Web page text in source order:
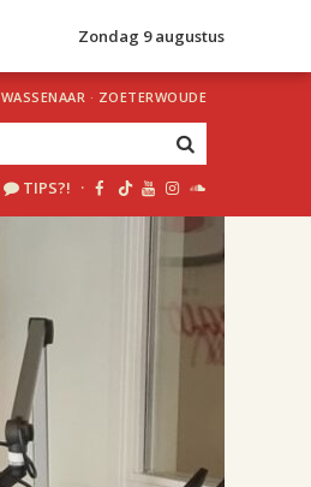
Zondag 9 augustus
WASSENAAR · ZOETERWOUDE
TIPS?! ·
uur 1 van 2
Volgend uur